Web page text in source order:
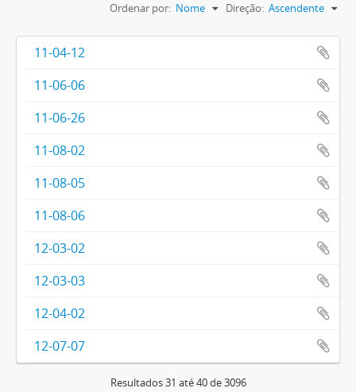
Ordenar por: Nome Direção: Ascendente
11-04-12
11-06-06
11-06-26
11-08-02
11-08-05
11-08-06
12-03-02
12-03-03
12-04-02
12-07-07
Resultados 31 até 40 de 3096